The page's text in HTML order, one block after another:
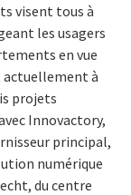
visent tous à
les usagers
en vue
actuellement à
projets
Innovactory,
principal,
numérique
du centre